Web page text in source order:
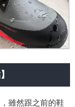
雖然跟之前的鞋